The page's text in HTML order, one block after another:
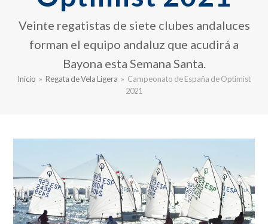
Veinte regatistas de siete clubes andaluces
forman el equipo andaluz que acudirá a
Bayona esta Semana Santa.
Inicio » Regata de Vela Ligera » Campeonato de España de Optimist
2021